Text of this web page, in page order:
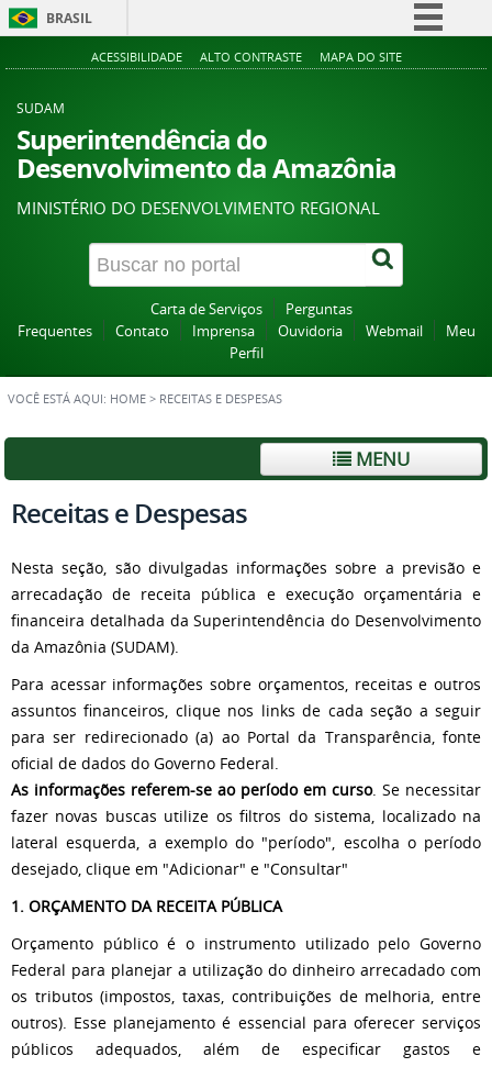
BRASIL
Simplifique!
Acesso à informação
ACESSIBILIDADE ALTO CONTRASTE MAPA DO SITE
SUDAM
Superintendência do
Desenvolvimento da Amazônia
MINISTÉRIO DO DESENVOLVIMENTO REGIONAL
Carta de Serviços
Perguntas
Frequentes
Contato Imprensa Ouvidoria Webmail
Meu
Perfil
VOCÊ ESTÁ AQUI: HOME > RECEITAS E DESPESAS
MENU
Receitas e Despesas
Nesta seção, são divulgadas informações sobre a previsão e
arrecadação de receita pública e execução orçamentária e
financeira detalhada da Superintendência do Desenvolvimento
da Amazônia (SUDAM).
Para acessar informações sobre orçamentos, receitas e outros
assuntos financeiros, clique nos links de cada seção a seguir
para ser redirecionado (a) ao Portal da Transparência, fonte
oficial de dados do Governo Federal.
As informações referem-se ao período em curso. Se necessitar
fazer novas buscas utilize os filtros do sistema, localizado na
lateral esquerda, a exemplo do "período", escolha o período
desejado, clique em "Adicionar" e "Consultar"
1. ORÇAMENTO DA RECEITA PÚBLICA
Orçamento público é o instrumento utilizado pelo Governo
Federal para planejar a utilização do dinheiro arrecadado com
os tributos (impostos, taxas, contribuições de melhoria, entre
outros). Esse planejamento é essencial para oferecer serviços
públicos adequados, além de especificar gastos e